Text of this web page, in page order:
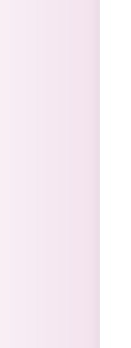
Перейти к основному